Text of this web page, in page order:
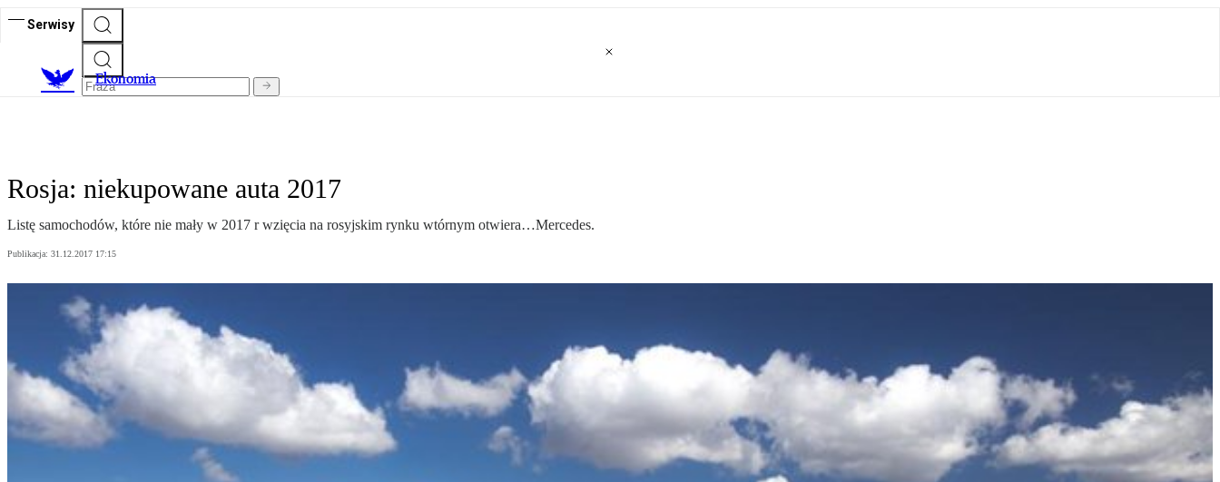
Serwisy
Ekonomia
Rosja: niekupowane auta 2017
Listę samochodów, które nie mały w 2017 r wzięcia na rosyjskim rynku wtórnym otwiera…Mercedes.
Publikacja: 31.12.2017 17:15